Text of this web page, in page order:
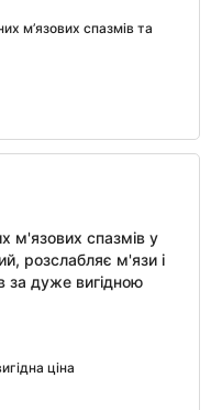
м’язових спазмів та
м'язових спазмів у
розслабляє м'язи і
за дуже вигідною
ціна